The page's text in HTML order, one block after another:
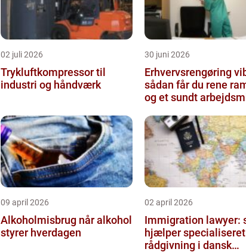
02 juli 2026
Trykluftkompressor til
industri og håndværk
30 juni 2026
Erhvervsrengøring
sådan får du rene
og et sundt
09 april 2026
Alkoholmisbrug når alkohol
styrer hverdagen
02 april 2026
Immigration lawyer:
hjælper specialiseret
rådgivning i dansk